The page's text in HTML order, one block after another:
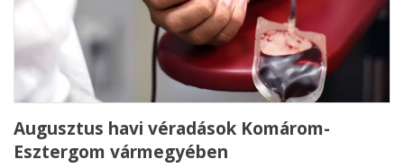
Augusztus havi véradások Komárom-
Esztergom vármegyében